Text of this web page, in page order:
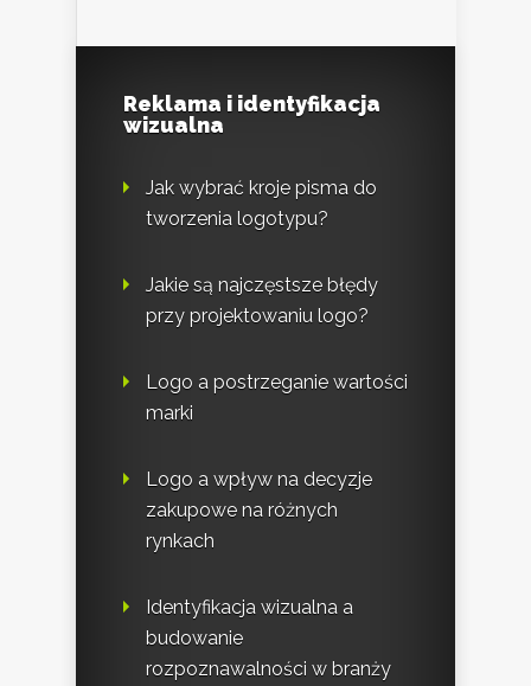
Reklama i identyfikacja
wizualna
Jak wybrać kroje pisma do
tworzenia logotypu?
Jakie są najczęstsze błędy
przy projektowaniu logo?
Logo a postrzeganie wartości
marki
Logo a wpływ na decyzje
zakupowe na różnych
rynkach
Identyfikacja wizualna a
budowanie
rozpoznawalności w branży